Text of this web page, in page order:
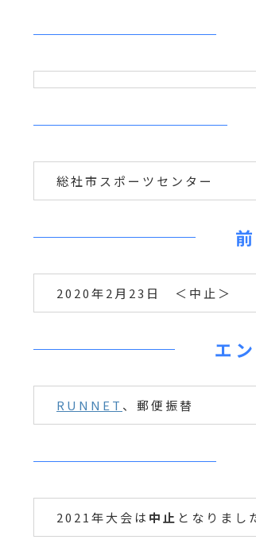
総社市スポーツセンター
2020年2月23日 ＜中止＞
エ
RUNNET 、郵便振替
2021年大会は 中止 となりまし